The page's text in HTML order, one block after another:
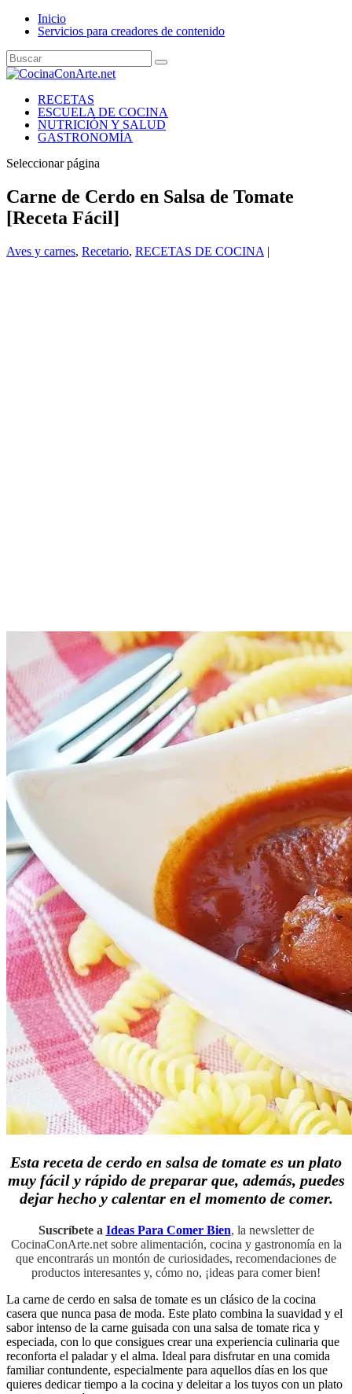
Inicio
Servicios para creadores de contenido
RECETAS
ESCUELA DE COCINA
NUTRICIÓN Y SALUD
GASTRONOMÍA
Seleccionar página
Carne de Cerdo en Salsa de Tomate
[Receta Fácil]
Aves y carnes, Recetario, RECETAS DE COCINA |
Esta receta de cerdo en salsa de tomate es un plato
muy fácil y rápido de preparar que, además, puedes
dejar hecho y calentar en el momento de comer.
Suscríbete a Ideas Para Comer Bien, la newsletter de
CocinaConArte.net sobre alimentación, cocina y gastronomía en la
que encontrarás un montón de curiosidades, recomendaciones de
productos interesantes y, cómo no, ¡ideas para comer bien!
La carne de cerdo en salsa de tomate es un clásico de la cocina
casera que nunca pasa de moda. Este plato combina la suavidad y el
sabor intenso de la carne guisada con una salsa de tomate rica y
especiada, con lo que consigues crear una experiencia culinaria que
reconforta el paladar y el alma. Ideal para disfrutar en una comida
familiar contundente, especialmente para aquellos días en los que
quieres dedicar tiempo a la cocina y deleitar a los tuyos con un plato